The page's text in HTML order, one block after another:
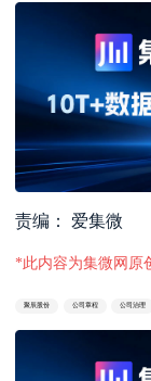
责编： 爱集微
*此内容为集微网原
聚辰股份 公司章程 公司治理